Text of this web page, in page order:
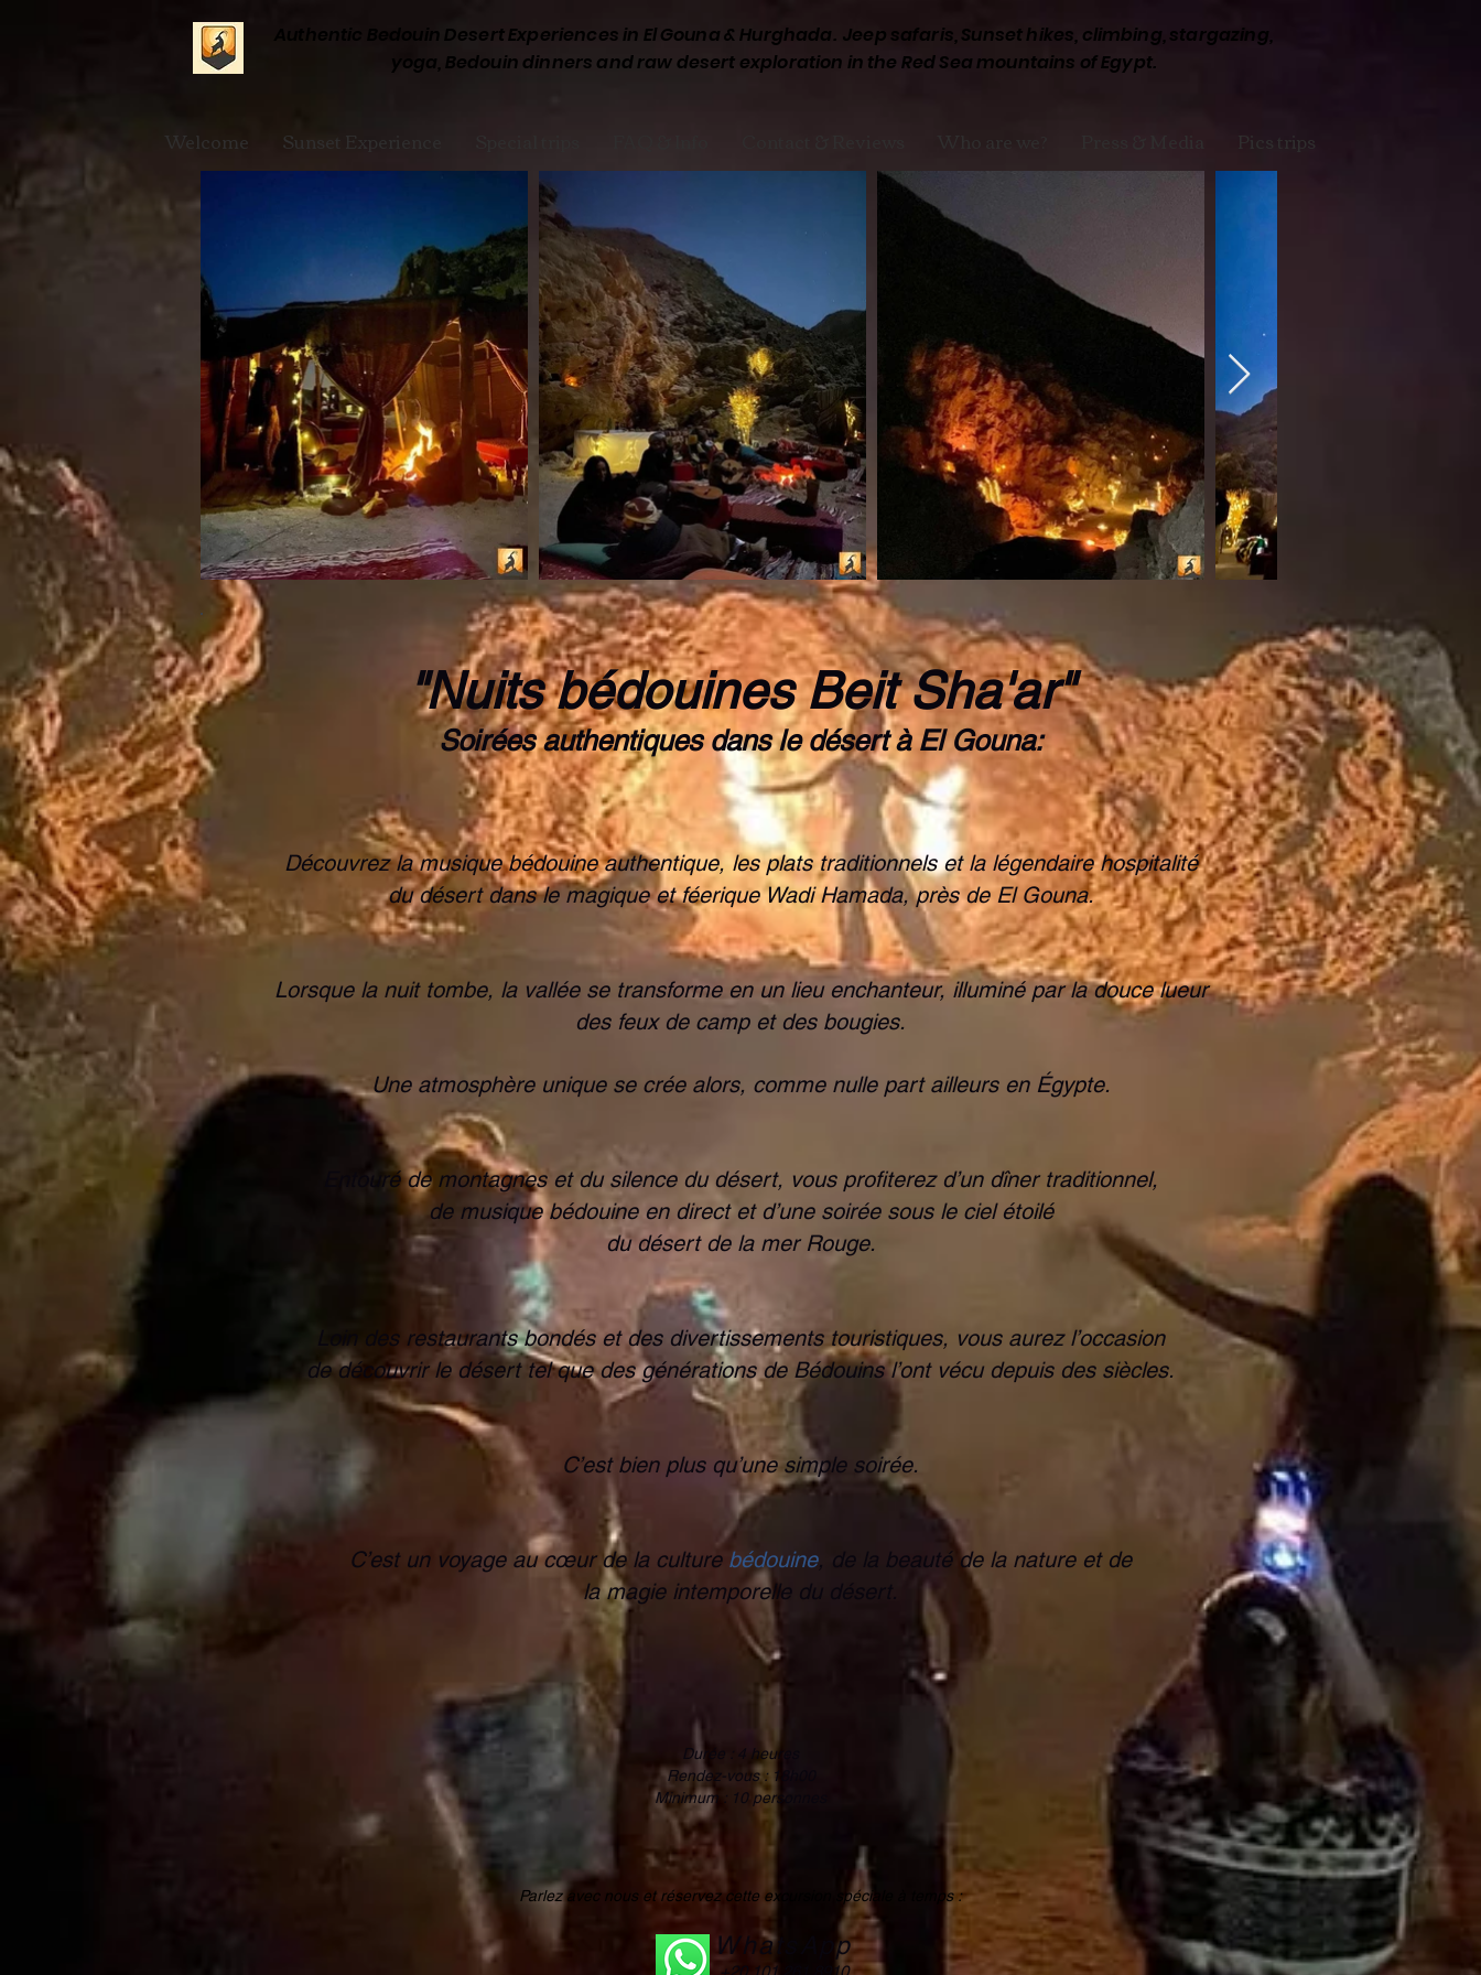
Authentic Bedouin Desert Experiences in El Gouna & Hurghada. Jeep safaris, Sunset hikes, climbing, stargazing,
yoga, Bedouin dinners and raw desert exploration in the Red Sea mountains of Egypt.
Welcome Sunset Experience Pics trips
"Nuits bédouines Beit Sha'ar"
Soirées authentiques dans le désert à El Gouna:
Découvrez la musique bédouine authentique, les plats traditionnels et la légendaire hospitalité
du désert dans le magique et féerique Wadi Hamada, près de El Gouna.
Lorsque la nuit tombe, la vallée se transforme en un lieu enchanteur, illuminé par la douce lueur
des feux de camp et des bougies.
Une atmosphère unique se crée alors, comme nulle part ailleurs en Égypte.
Entouré de montagnes et du silence du désert, vous profiterez d’un dîner traditionnel,
de musique bédouine en direct et d’une soirée sous le ciel étoilé
du désert de la mer Rouge.
Loin des restaurants bondés et des divertissements touristiques, vous aurez l’occasion
de découvrir le désert tel que des générations de Bédouins l’ont vécu depuis des siècles.
C’est bien plus qu’une simple soirée.
C’est un voyage au cœur de la culture bédouine, de la beauté de la nature et de
la magie intemporelle du désert.
Durée : 4 heures
Rendez-vous : 18h00
Minimum : 10 personnes
Parlez avec nous et réservez cette excursion spéciale à temps :
WhatsApp
+20 101 261 8910